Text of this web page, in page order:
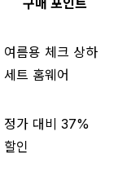
여름용 체크 상하
세트 홈웨어
정가 대비 37%
할인